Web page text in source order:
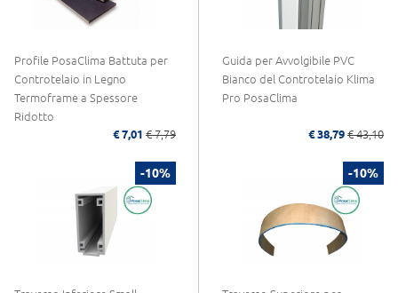
Profile PosaClima Battuta per
Controtelaio in Legno
Termoframe a Spessore
Ridotto
€ 7,01 € 7,79
Guida per Avvolgibile PVC
Bianco del Controtelaio Klima
Pro PosaClima
€ 38,79 € 43,10
-10% -10%